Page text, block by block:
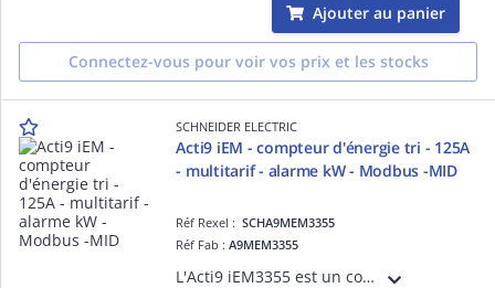
Ajouter au panier
Connectez-vous pour voir vos prix et les stocks
SCHNEIDER ELECTRIC
Acti9 iEM - compteur d'énergie tri - 125A
- multitarif - alarme kW - Modbus -MID
Réf Rexel :SCHA9MEM3355
Réf Fab :A9MEM3355
L'Acti9 iEM3355 est un compteur d'énergie électrique triphasé 125A avec afficheur LCD. Il fournit une mesure directe sans transf. de courant. Un dispositif certifié MID avec support de communication Mbus, alarme kW en instal. multitarif.